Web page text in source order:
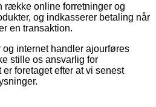
række online forretninger og
og indkasserer betaling når
en transaktion.
internet handler ajourføres
stille os ansvarlig for
foretaget efter at vi senest